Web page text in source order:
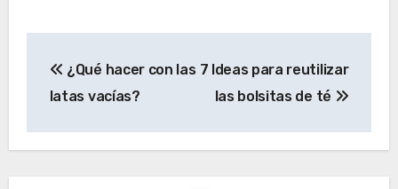
de
¿Qué hacer con las
latas vacías?
7 Ideas para reutilizar
las bolsitas de té